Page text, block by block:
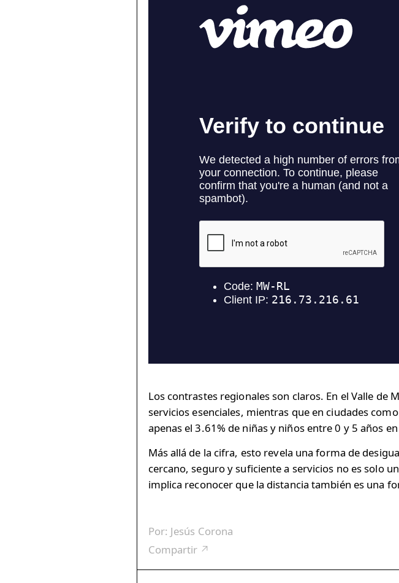
Los contrastes regionales son claros. En el Valle
servicios esenciales, mientras que en ciudades
apenas el 3.61% de niñas y niños entre 0 y 5 años
Más allá de la cifra, esto revela una forma de
cercano, seguro y suficiente a servicios no es solo
implica reconocer que la distancia también es una
Por: Jesús Corona
Compartir ↗